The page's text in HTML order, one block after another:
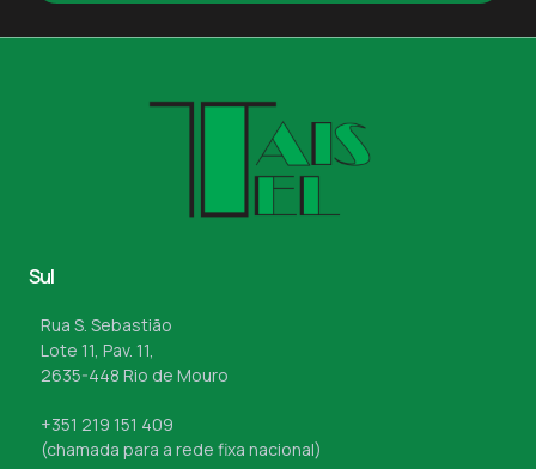
Sul
Rua S. Sebastião
Lote 11, Pav. 11,
2635-448 Rio de Mouro
+351 219 151 409
(chamada para a rede fixa nacional)